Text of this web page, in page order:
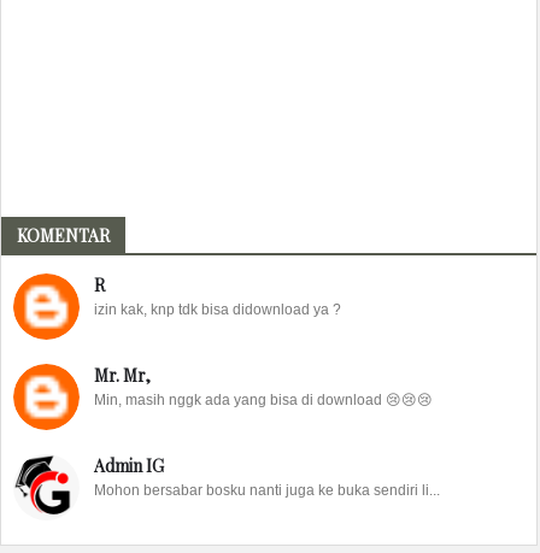
KOMENTAR
R
izin kak, knp tdk bisa didownload ya ?
Mr. Mr,
Min, masih nggk ada yang bisa di download 😢😢😢
Admin IG
Mohon bersabar bosku nanti juga ke buka sendiri li...